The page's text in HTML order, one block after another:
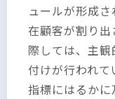
ュールが形成
在顧客が割り
際しては、主
付けが行われ
指標にはるか